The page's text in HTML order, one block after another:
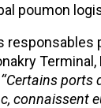
poumon
‘‘Certains
connaissent